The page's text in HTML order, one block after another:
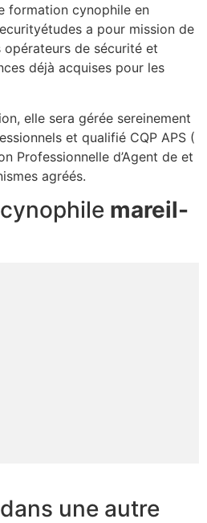
formation cynophile en
a pour mission de
de sécurité et
déjà acquises pour les
elle sera gérée sereinement
et qualifié CQP APS (
Professionnelle d’Agent de et
agréés.
mareil-
une autre